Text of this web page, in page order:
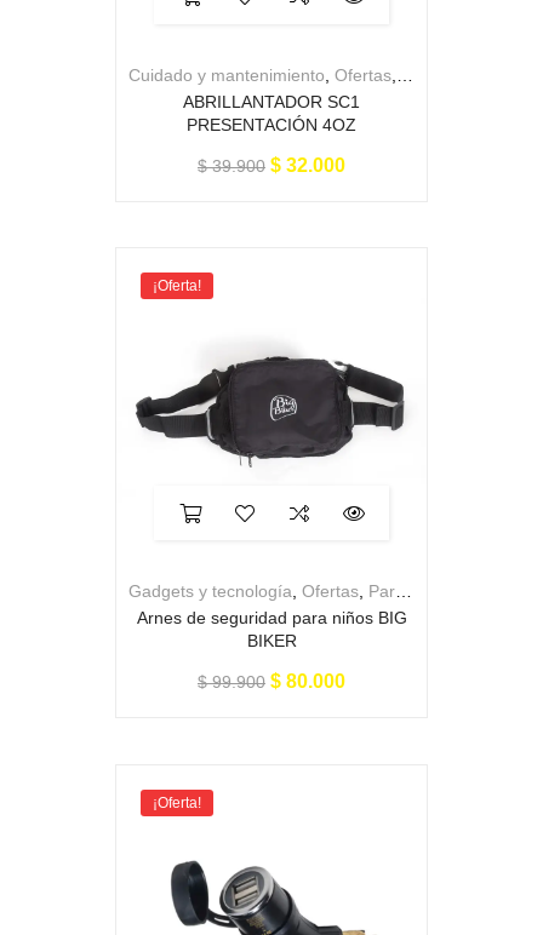
Cuidado y mantenimiento Ofertas
ABRILLANTADOR SC1
PRESENTACIÓN 4OZ
$39.900 $ 32.000
¡Oferta!
Gadgets y tecnología Ofertas Para el piloto
Arnes de seguridad para niños BIG
BIKER
$99.900 $ 80.000
¡Oferta!